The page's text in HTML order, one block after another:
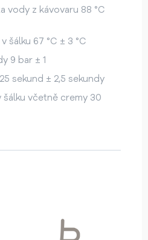
vody z kávovaru 88 °C
šálku 67 °C ± 3 °C
9 bar ± 1
sekund ± 2,5 sekundy
šálku včetně cremy 30